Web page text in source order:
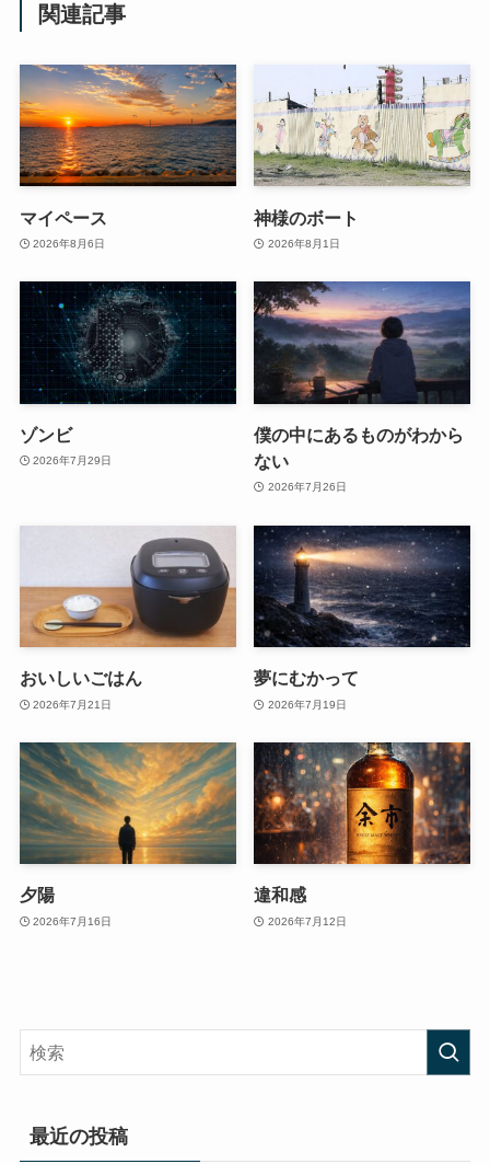
関連記事
マイペース
2026年8月6日
神様のボート
2026年8月1日
ゾンビ
2026年7月29日
僕の中にあるものがわから
ない
2026年7月26日
おいしいごはん
2026年7月21日
夢にむかって
2026年7月19日
夕陽
2026年7月16日
違和感
2026年7月12日
最近の投稿